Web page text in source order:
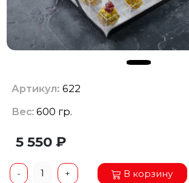
Артикул: 622
Вес: 600 гр.
5 550 ₽
- 1 + В корзину